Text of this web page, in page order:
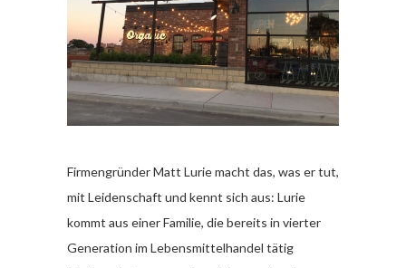
Firmengründer Matt Lurie macht das, was er tut,
mit Leidenschaft und kennt sich aus: Lurie
kommt aus einer Familie, die bereits in vierter
Generation im Lebensmittelhandel tätig